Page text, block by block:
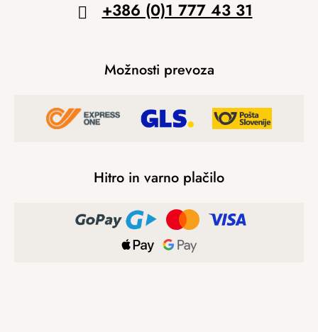
+386 (0)1 777 43 31
Možnosti prevoza
Hitro in varno plačilo